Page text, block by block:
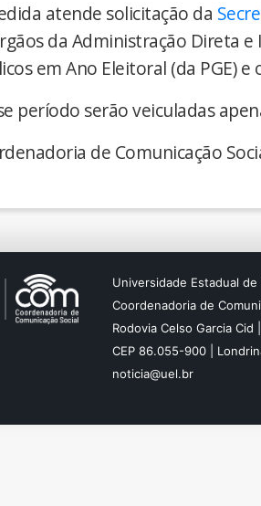
atende solicitação da
da Administração Direta
em Ano Eleitoral (da PGE)
período serão veiculadas
de Comunicação
Universidade Estadual de
Coordenadoria de
Rodovia Celso Garcia
CEP 86.055-900 |
noticia@uel.br